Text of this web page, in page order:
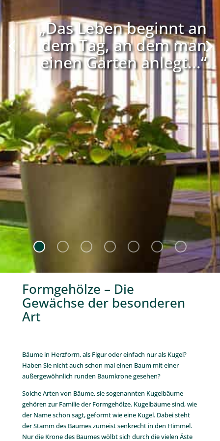
„Das Leben beginnt an
dem Tag, an dem man
einen Garten anlegt...“
Formgehölze – Die
Gewächse der besonderen
Art
Bäume in Herzform, als Figur oder einfach nur als Kugel?
Haben Sie nicht auch schon mal einen Baum mit einer
außergewöhnlich runden Baumkrone gesehen?
Solche Arten von Bäume, sie sogenannten Kugelbäume
gehören zur Familie der Formgehölze. Kugelbäume sind, wie
der Name schon sagt, geformt wie eine Kugel. Dabei steht
der Stamm des Baumes zumeist senkrecht in den Himmel.
Nur die Krone des Baumes wölbt sich durch die vielen Äste